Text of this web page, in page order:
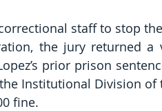
staff to stop
the jury returned a
prior prison
Institutional Division of
fine.